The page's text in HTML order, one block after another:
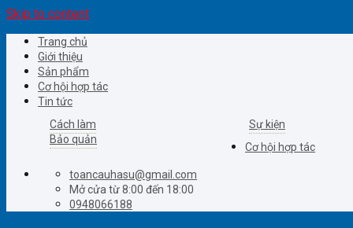
Skip to content
Trang chủ
Giới thiệu
Sản phẩm
Cơ hội hợp tác
Tin tức
Cách làm
Sự kiện
Bảo quản
Cơ hội hợp tác
toancauhasu@gmail.com
Mở cửa từ 8:00 đến 18:00
0948066188